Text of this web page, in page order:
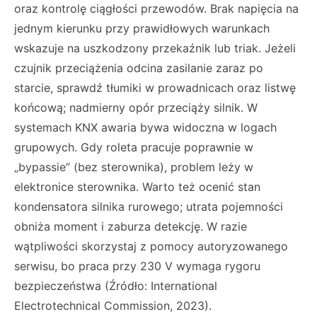
oraz kontrolę ciągłości przewodów. Brak napięcia na
jednym kierunku przy prawidłowych warunkach
wskazuje na uszkodzony przekaźnik lub triak. Jeżeli
czujnik przeciążenia odcina zasilanie zaraz po
starcie, sprawdź tłumiki w prowadnicach oraz listwę
końcową; nadmierny opór przeciąży silnik. W
systemach KNX awaria bywa widoczna w logach
grupowych. Gdy roleta pracuje poprawnie w
„bypassie” (bez sterownika), problem leży w
elektronice sterownika. Warto też ocenić stan
kondensatora silnika rurowego; utrata pojemności
obniża moment i zaburza detekcję. W razie
wątpliwości skorzystaj z pomocy autoryzowanego
serwisu, bo praca przy 230 V wymaga rygoru
bezpieczeństwa (Źródło: International
Electrotechnical Commission, 2023).